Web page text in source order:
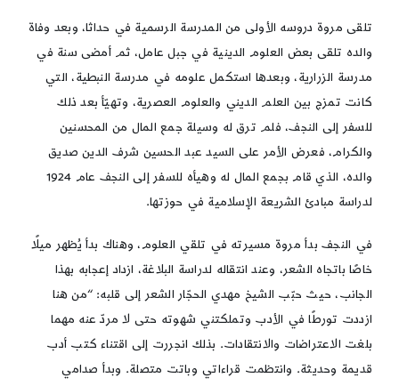
تلقى مروة دروسه الأولى من المدرسة الرسمية في حداثا، وبعد وفاة
والده تلقى بعض العلوم الدينية في جبل عامل، ثم أمضى سنة في
مدرسة الزرارية، وبعدها استكمل علومه في مدرسة النبطية، التي
كانت تمزج بين العلم الديني والعلوم العصرية، وتهيّأ بعد ذلك
للسفر إلى النجف، فلم ترق له وسيلة جمع المال من المحسنين
والكرام، فعرض الأمر على السيد عبد الحسين شرف الدين صديق
والده، الذي قام بجمع المال له وهيأه للسفر إلى النجف عام 1924
لدراسة مبادئ الشريعة الإسلامية في حوزتها.
في النجف بدأ مروة مسيرته في تلقي العلوم، وهناك بدأ يُظهر ميلًا
خاصًا باتجاه الشعر، وعند انتقاله لدراسة البلاغة، ازداد إعجابه بهذا
الجانب، حيث حبّب الشيخ مهدي الحجّار الشعر إلى قلبه: “من هنا
ازددت تورطًا في الأدب وتملكتني شهوته حتى لا مردّ عنه مهما
بلغت الاعتراضات والانتقادات. بذلك انجررت إلى اقتناء كتب أدب
قديمة وحديثة. وانتظمت قراءاتي وباتت متصلة. وبدأ صدامي